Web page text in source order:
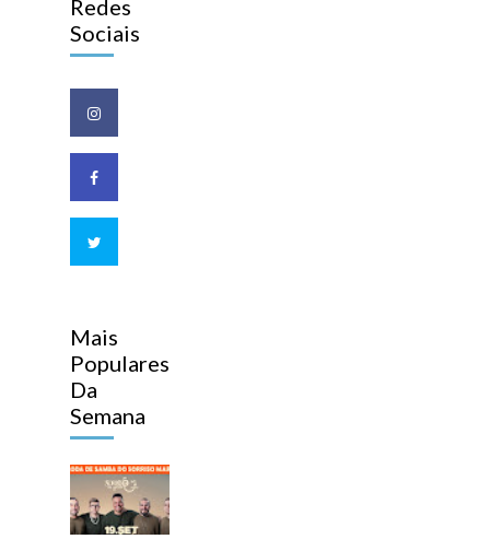
Redes
Sociais
Mais
Populares
Da
Semana